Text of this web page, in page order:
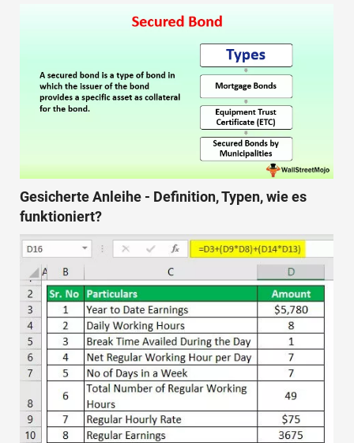
Gesicherte Anleihe - Definition, Typen, wie es
funktioniert?